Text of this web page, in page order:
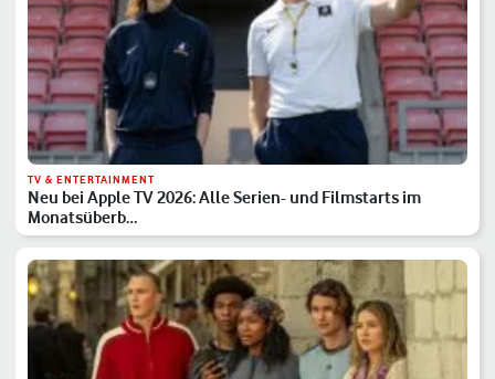
TV & ENTERTAINMENT
Neu bei Apple TV 2026: Alle Serien- und Filmstarts im
Monatsüberb…